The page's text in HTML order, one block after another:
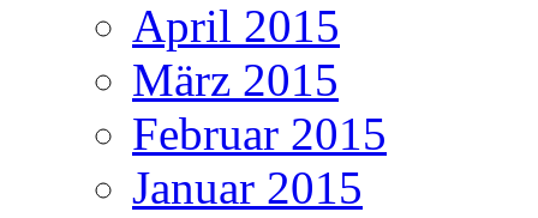
April 2015
März 2015
Februar 2015
Januar 2015